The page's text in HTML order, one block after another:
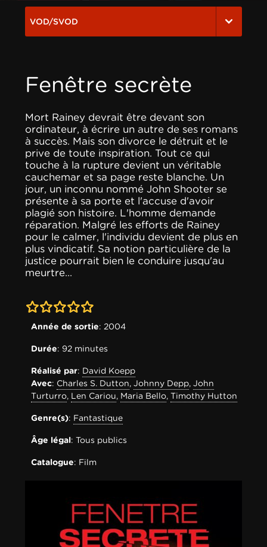
VOD/SVOD
Fenêtre secrète
Mort Rainey devrait être devant son
ordinateur, à écrire un autre de ses romans
à succès. Mais son divorce le détruit et le
prive de toute inspiration. Tout ce qui
touche à la rupture devient un véritable
cauchemar et sa page reste blanche. Un
jour, un inconnu nommé John Shooter se
présente à sa porte et l'accuse d'avoir
plagié son histoire. L'homme demande
réparation. Malgré les efforts de Rainey
pour le calmer, l'individu devient de plus en
plus vindicatif. Sa notion particulière de la
justice pourrait bien le conduire jusqu'au
meurtre...
0-0Année de sortie: 2004
Durée: 92 minutes
Réalisé par: David Koepp
Avec: Charles S. Dutton, Johnny Depp, John
Turturro, Len Cariou, Maria Bello, Timothy Hutton
Genre(s): Fantastique
Âge légal: Tous publics
Catalogue: Film